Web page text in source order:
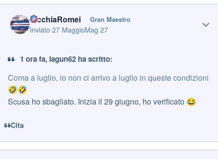
PicchiaRomei Gran Maestro
Inviato27 MaggioMag 27
1 ora fa, Iagun62 ha scritto:
Coma a luglio, io non ci arrivo a luglio in queste condizioni
🤣🤣
Scusa ho sbagliato. Inizia il 29 giugno, ho verificato 😂
Cita